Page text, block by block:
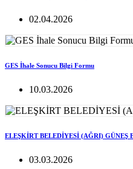
02.04.2026
GES İhale Sonucu Bilgi Formu
10.03.2026
ELEŞKİRT BELEDİYESİ (AĞRI) GÜNEŞ
03.03.2026